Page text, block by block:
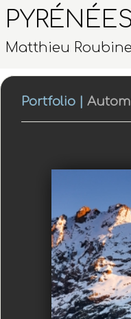
Matthieu
Portfolio